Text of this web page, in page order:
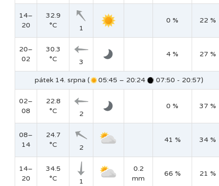
14–
20
32.9
°C
1
0 % 22 %
20–
02
30.3
°C
3
4 % 27 %
pátek 14. srpna ( 05:45 – 20:24 07:50 - 20:57)
02–
08
22.8
°C
2
0 % 37 %
08–
14
24.7
°C
2
41 % 34 %
14–
20
34.5
°C
1
0.2
mm
66 % 21 %